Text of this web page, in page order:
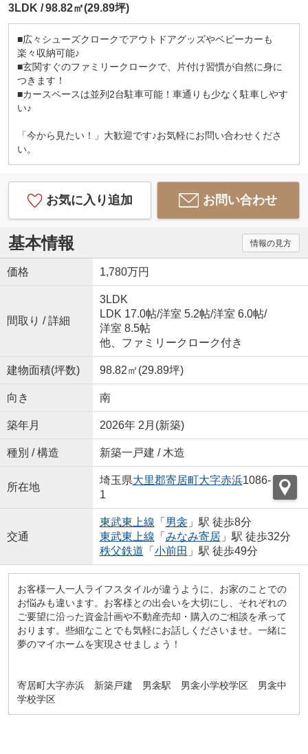
3LDK 98.82㎡(29.89坪)
■広々シューズクロークでアウトドアグッズやベビーカーも
楽々収納可能♪
■玄関すぐのファミリークロークで、片付け習慣が自然に身に
つきます！
■カースペースは並列2台駐車可能！車通りも少なく駐車しやす
い♪
「今から見たい！」大歓迎です♪お気軽にお問い合わせくださ
い。
お気に入り追加 お問い合わせ
基本情報 情報の見方
価格 1,780万円
間取り / 詳細
3LDK
LDK 17.0帖/洋室 5.2帖/洋室 6.0帖/
洋室 8.5帖
他、ファミリークローク付き
建物面積(坪数) 98.82㎡(29.89坪)
向き 南
築年月 2026年 2月(新築)
種別 / 構造 新築一戸建 / 木造
所在地
埼玉県大里郡寄居町大字赤浜1086-
1
交通
東武東上線 「 男衾」駅 徒歩8分
東武東上線 「 みなみ寄居」駅 徒歩32分
秩父鉄道 「 小前田 」駅 徒歩49分
お客様一人一人ライフスタイルが違うように、お家のことでの
お悩みも違います。お客様との出会いを大切にし、それぞれの
ご要望に沿った資金計画や不動産売却・購入のご相談を承って
おります。些細なことでも気軽にお話しくださいませ。一緒に
夢のマイホームを実現させましょう！
寄居町大字赤浜 新築戸建 男衾駅 男衾小学校学区 男衾中
学校学区